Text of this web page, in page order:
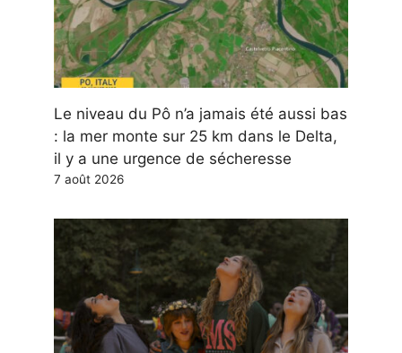
Le niveau du Pô n’a jamais été aussi bas
: la mer monte sur 25 km dans le Delta,
il y a une urgence de sécheresse
7 août 2026